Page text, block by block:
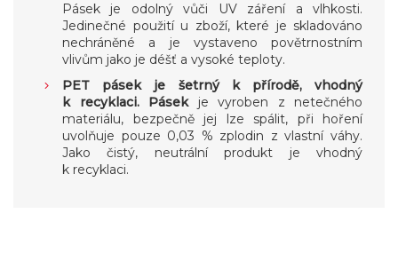
Pásek je odolný vůči UV záření a vlhkosti.
Jedinečné použití u zboží, které je skladováno
nechráněné a je vystaveno povětrnostním
vlivům jako je déšť a vysoké teploty.
PET pásek je šetrný k přírodě, vhodný
k recyklaci.
Pásek je vyroben z netečného
materiálu, bezpečně jej lze spálit, při hoření
uvolňuje pouze 0,03 % zplodin z vlastní váhy.
Jako čistý, neutrální produkt je vhodný
k recyklaci.